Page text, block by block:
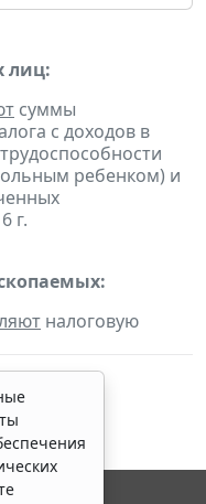
лиц:
суммы
с доходов в
ребенком) и
г.
налоговую